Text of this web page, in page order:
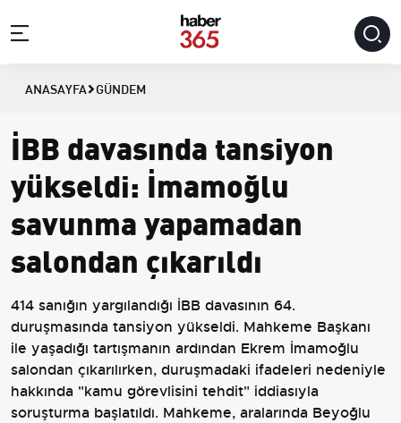
ANASAYFA GÜNDEM
İBB davasında tansiyon
yükseldi: İmamoğlu
savunma yapamadan
salondan çıkarıldı
414 sanığın yargılandığı İBB davasının 64.
duruşmasında tansiyon yükseldi. Mahkeme Başkanı
ile yaşadığı tartışmanın ardından Ekrem İmamoğlu
salondan çıkarılırken, duruşmadaki ifadeleri nedeniyle
hakkında "kamu görevlisini tehdit" iddiasıyla
soruşturma başlatıldı. Mahkeme, aralarında Beyoğlu